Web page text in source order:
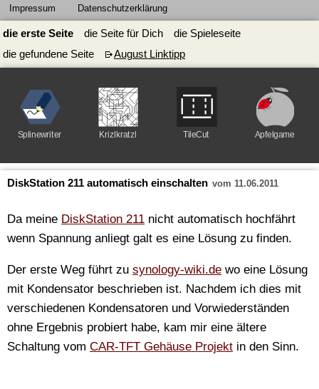
Impressum Datenschutzerklärung
die erste Seite die Seite für Dich
die Spieleseite
die gefundene Seite
August Linktipp
Splinewriter Krizlkratzl TileCut Apfelgame
DiskStation 211 automatisch einschalten vom 11.06.2011
Da meine DiskStation 211 nicht automatisch hochfährt
wenn Spannung anliegt galt es eine Lösung zu finden.
Der erste Weg führt zu synology-wiki.de wo eine Lösung
mit Kondensator beschrieben ist. Nachdem ich dies mit
verschiedenen Kondensatoren und Vorwiederständen
ohne Ergebnis probiert habe, kam mir eine ältere
Schaltung vom CAR-TFT Gehäuse Projekt in den Sinn.